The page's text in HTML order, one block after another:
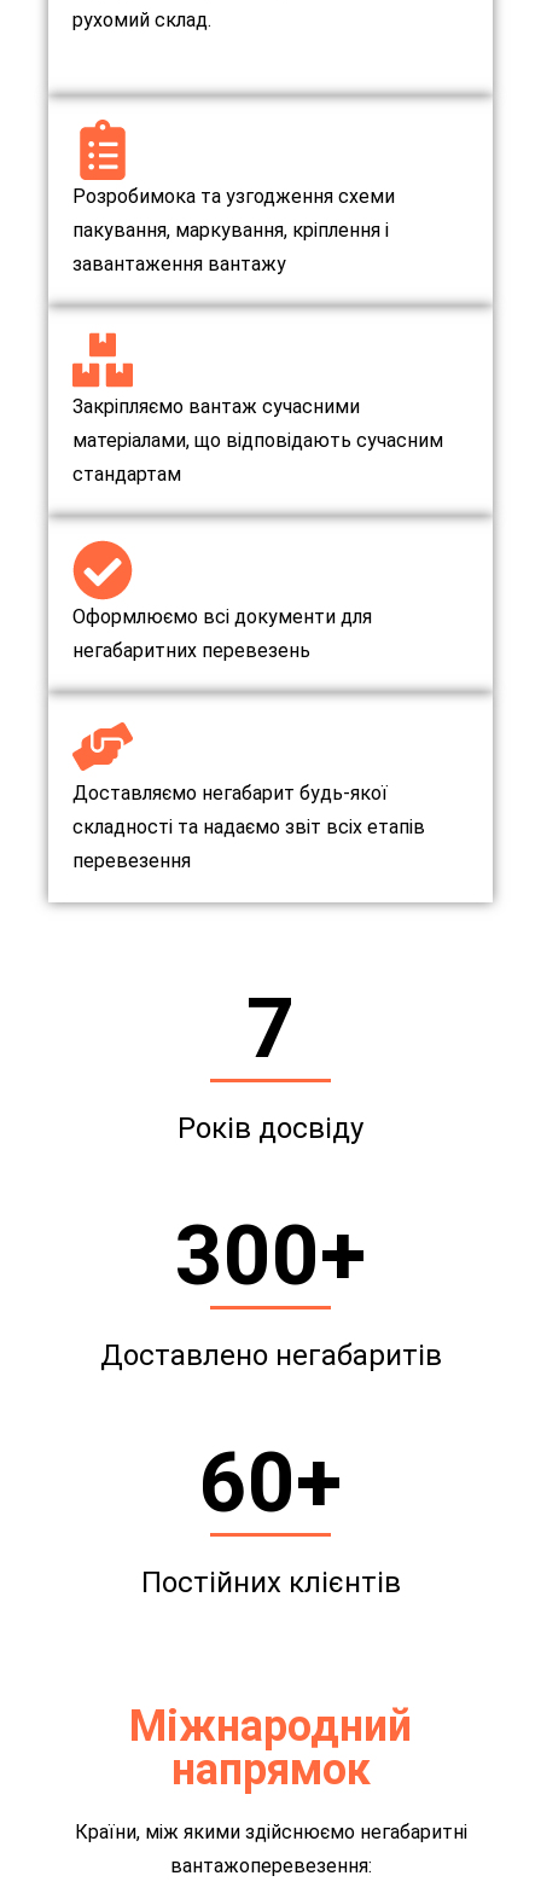
рухомий склад.
Розробимока та узгодження схеми
пакування, маркування, кріплення і
завантаження вантажу
Закріпляємо вантаж сучасними
матеріалами, що відповідають сучасним
стандартам
Оформлюємо всі документи для
негабаритних перевезень
Доставляємо негабарит будь-якої
складності та надаємо звіт всіх етапів
перевезення
7
Років досвіду
300+
Доставлено негабаритів
60+
Постійних клієнтів
Міжнародний
напрямок
Країни, між якими здійснюємо негабаритні
вантажоперевезення: